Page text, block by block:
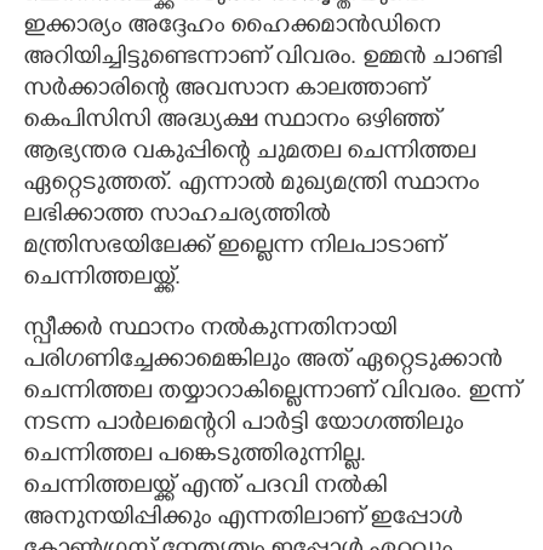
ഇക്കാര്യം അദ്ദേഹം ഹൈക്കമാന്‍ഡിനെ
അറിയിച്ചിട്ടുണ്ടെന്നാണ് വിവരം. ഉമ്മന്‍ ചാണ്ടി
സര്‍ക്കാരിന്റെ അവസാന കാലത്താണ്
കെപിസിസി അദ്ധ്യക്ഷ സ്ഥാനം ഒഴിഞ്ഞ്
ആഭ്യന്തര വകുപ്പിന്റെ ചുമതല ചെന്നിത്തല
ഏറ്റെടുത്തത്. എന്നാല്‍ മുഖ്യമന്ത്രി സ്ഥാനം
ലഭിക്കാത്ത സാഹചര്യത്തില്‍
മന്ത്രിസഭയിലേക്ക് ഇല്ലെന്ന നിലപാടാണ്
ചെന്നിത്തലയ്ക്ക്.
സ്പീക്കര്‍ സ്ഥാനം നല്‍കുന്നതിനായി
പരിഗണിച്ചേക്കാമെങ്കിലും അത് ഏറ്റെടുക്കാന്‍
ചെന്നിത്തല തയ്യാറാകില്ലെന്നാണ് വിവരം. ഇന്ന്
നടന്ന പാര്‍ലമെന്ററി പാര്‍ട്ടി യോഗത്തിലും
ചെന്നിത്തല പങ്കെടുത്തിരുന്നില്ല.
ചെന്നിത്തലയ്ക്ക് എന്ത് പദവി നല്‍കി
അനുനയിപ്പിക്കും എന്നതിലാണ് ഇപ്പോള്‍